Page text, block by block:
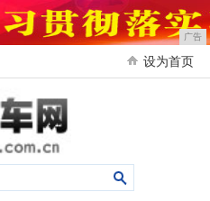
广告
设为首页